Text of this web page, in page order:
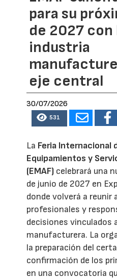
para su
de 2027 con
industria
eje central
30/07/2026
531
La Feria Internacional
Equipamientos y
(EMAF) celebrará una
de junio de 2027 en
donde volverá a reunir
profesionales y
decisiones vinculados
manufacturera. La
la preparación del
confirmación de los
en una convocatoria